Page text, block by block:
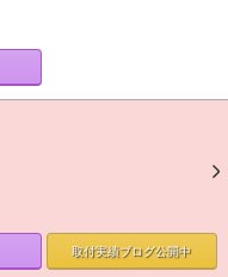
取付実績ブログ公開中